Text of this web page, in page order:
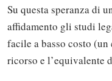
Su questa speranza di
affidamento gli studi
facile a basso costo
ricorso e l’equivalente